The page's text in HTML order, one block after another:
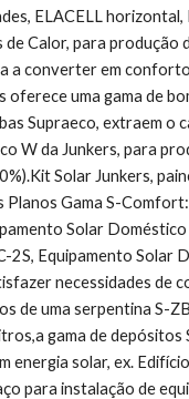
ELACELL
Calor, para
converter em
uma gama de
Supraeco, extraem o
W da Junkers, para
Solar Junkers,
Gama S-
Solar
Equipamento Solar
necessidades de
de uma serpentina S-
gama de
energia solar, ex.
para instalação de